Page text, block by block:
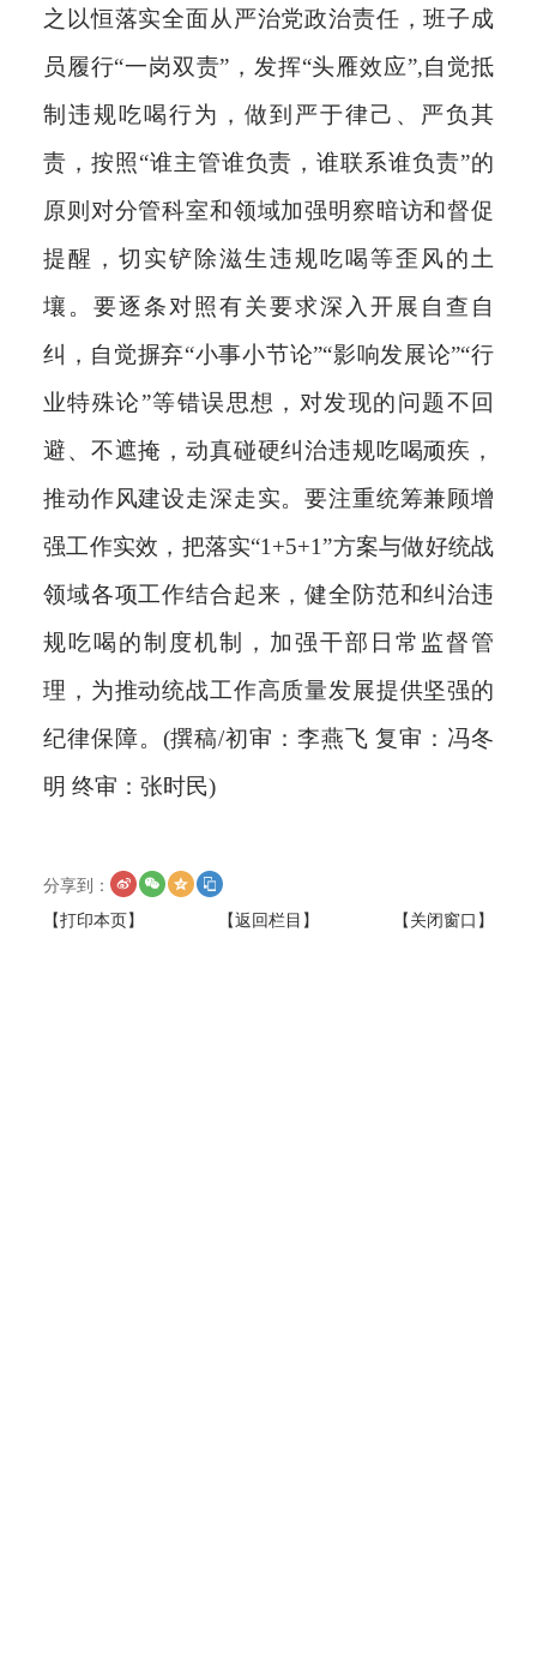
之以恒落实全面从严治党政治责任，班子成
员履行“一岗双责”，发挥“头雁效应”,自觉抵
制违规吃喝行为，做到严于律己、严负其
责，按照“谁主管谁负责，谁联系谁负责”的
原则对分管科室和领域加强明察暗访和督促
提醒，切实铲除滋生违规吃喝等歪风的土
壤。要逐条对照有关要求深入开展自查自
纠，自觉摒弃“小事小节论”“影响发展论”“行
业特殊论”等错误思想，对发现的问题不回
避、不遮掩，动真碰硬纠治违规吃喝顽疾，
推动作风建设走深走实。要注重统筹兼顾增
强工作实效，把落实“1+5+1”方案与做好统战
领域各项工作结合起来，健全防范和纠治违
规吃喝的制度机制，加强干部日常监督管
理，为推动统战工作高质量发展提供坚强的
纪律保障。(撰稿/初审：李燕飞 复审：冯冬
明 终审：张时民)
分享到：
【打印本页】
【返回栏目】 【关闭窗口】